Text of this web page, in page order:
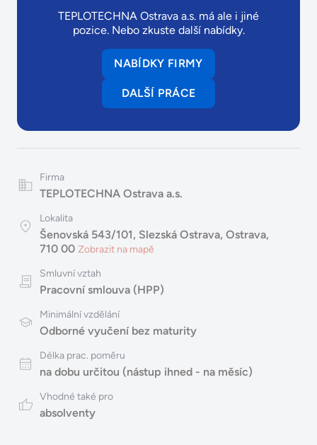
TEPLOTECHNA Ostrava a.s. má ale i jiné
pozice. Nebo zkuste další nabídky.
NABÍDKY FIRMY
DALŠÍ PRÁCE
Firma
TEPLOTECHNA Ostrava a.s.
Lokalita
Šenovská 543/101, Slezská Ostrava, Ostrava,
710 00 Zobrazit na mapě
Smluvní vztah
Pracovní smlouva (HPP)
Minimální vzdělání
Odborné vyučení bez maturity
Délka prac. poměru
na dobu určitou (nástup ihned - na měsíc)
Vhodné také pro
absolventy